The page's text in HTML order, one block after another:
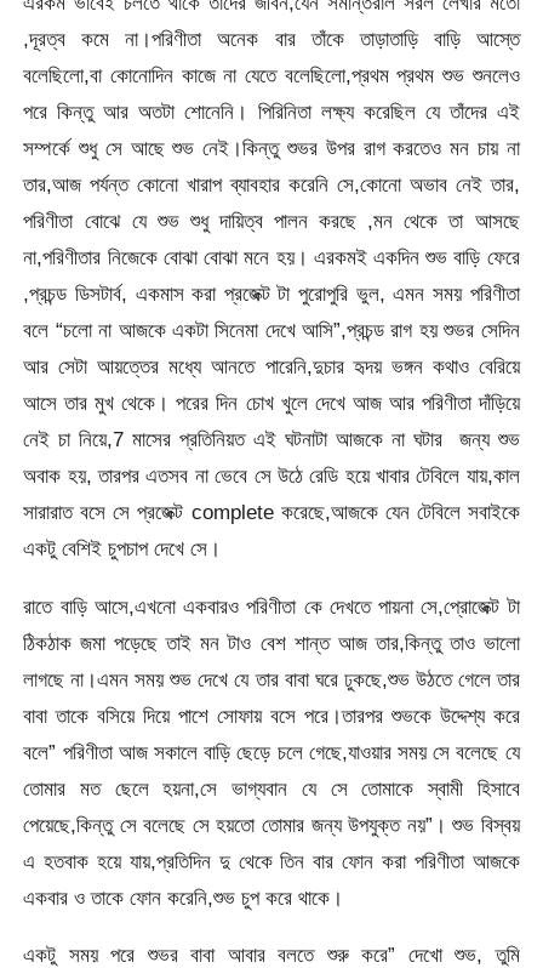
,দূরত্ব কমে না।পরিণীতা অনেক বার তাঁকে তাড়াতাড়ি বাড়ি আস্তে
বলেছিলো,বা কোনোদিন কাজে না যেতে বলেছিলো,প্রথম প্রথম শুভ শুনলেও
পরে কিন্তু আর অতটা শোনেনি। পিরিনিতা লক্ষ্য করেছিল যে তাঁদের এই
সম্পর্কে শুধু সে আছে শুভ নেই।কিন্তু শুভর উপর রাগ করতেও মন চায় না
তার,আজ পর্যন্ত কোনো খারাপ ব্যাবহার করেনি সে,কোনো অভাব নেই তার,
পরিণীতা বোঝে যে শুভ শুধু দায়িত্ব পালন করছে ,মন থেকে তা আসছে
না,পরিণীতার নিজেকে বোঝা বোঝা মনে হয়। এরকমই একদিন শুভ বাড়ি ফেরে
,প্রচন্ড ডিসটার্ব, একমাস করা প্রজেক্ট টা পুরোপুরি ভুল, এমন সময় পরিণীতা
বলে “চলো না আজকে একটা সিনেমা দেখে আসি”,প্রচন্ড রাগ হয় শুভর সেদিন
আর সেটা আয়ত্তের মধ্যে আনতে পারেনি,দুচার হৃদয় ভঙ্গন কথাও বেরিয়ে
আসে তার মুখ থেকে। পরের দিন চোখ খুলে দেখে আজ আর পরিণীতা দাঁড়িয়ে
নেই চা নিয়ে,7 মাসের প্রতিনিয়ত এই ঘটনাটা আজকে না ঘটার জন্য শুভ
অবাক হয়, তারপর এতসব না ভেবে সে উঠে রেডি হয়ে খাবার টেবিলে যায়,কাল
সারারাত বসে সে প্রজেক্ট complete করেছে,আজকে যেন টেবিলে সবাইকে
একটু বেশিই চুপচাপ দেখে সে।
রাতে বাড়ি আসে,এখনো একবারও পরিণীতা কে দেখতে পায়না সে,প্রোজেক্ট টা
ঠিকঠাক জমা পড়েছে তাই মন টাও বেশ শান্ত আজ তার,কিন্তু তাও ভালো
লাগছে না।এমন সময় শুভ দেখে যে তার বাবা ঘরে ঢুকছে,শুভ উঠতে গেলে তার
বাবা তাকে বসিয়ে দিয়ে পাশে সোফায় বসে পরে।তারপর শুভকে উদ্দেশ্য করে
বলে” পরিণীতা আজ সকালে বাড়ি ছেড়ে চলে গেছে,যাওয়ার সময় সে বলেছে যে
তোমার মত ছেলে হয়না,সে ভাগ্যবান যে সে তোমাকে স্বামী হিসাবে
পেয়েছে,কিন্তু সে বলেছে সে হয়তো তোমার জন্য উপযুক্ত নয়”। শুভ বিস্বয়
এ হতবাক হয়ে যায়,প্রতিদিন দু থেকে তিন বার ফোন করা পরিণীতা আজকে
একবার ও তাকে ফোন করেনি,শুভ চুপ করে থাকে।
একটু সময় পরে শুভর বাবা আবার বলতে শুরু করে” দেখো শুভ, তুমি